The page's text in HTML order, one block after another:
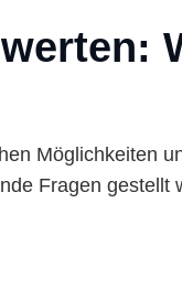
Möglichkeiten
Fragen gestellt